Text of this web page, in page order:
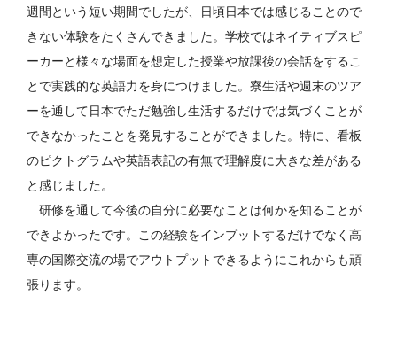
週間という短い期間でしたが、日頃日本では感じることので
きない体験をたくさんできました。学校ではネイティブスピ
ーカーと様々な場面を想定した授業や放課後の会話をするこ
とで実践的な英語力を身につけました。寮生活や週末のツア
ーを通して日本でただ勉強し生活するだけでは気づくことが
できなかったことを発見することができました。特に、看板
のピクトグラムや英語表記の有無で理解度に大きな差がある
と感じました。
研修を通して今後の自分に必要なことは何かを知ることが
できよかったです。この経験をインプットするだけでなく高
専の国際交流の場でアウトプットできるようにこれからも頑
張ります。